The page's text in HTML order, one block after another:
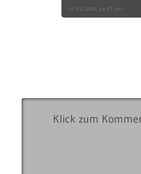
27.10.2006, 14:17 Uhr